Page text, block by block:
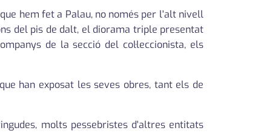
hem fet a Palau, no només per l'alt nivell
del pis de dalt, el diorama triple presentat
de la secció del col·leccionista, els
han exposat les seves obres, tant els de
molts pessebristes d'altres entitats